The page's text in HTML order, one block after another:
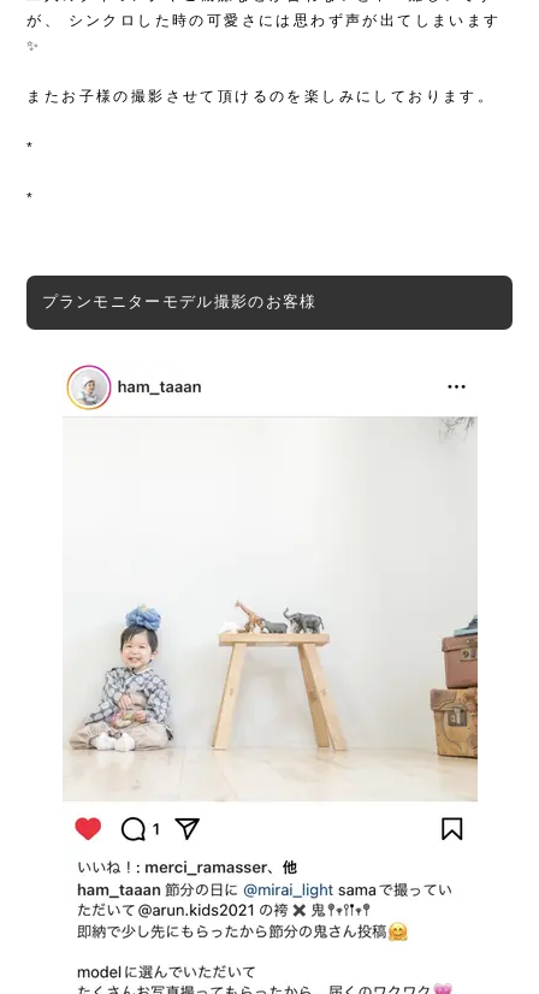
が、
シンクロした時の可愛さには思わず声が出てしまいます
✨
またお子様の撮影させて頂けるのを楽しみにしております。
*
*
プランモニターモデル撮影のお客様